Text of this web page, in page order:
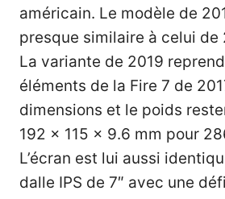
américain. Le modèle de
presque similaire à celui de
La variante de 2019
éléments de la Fire 7 de
dimensions et le poids
192 x 115 x 9.6 mm pour
L’écran est lui aussi
dalle IPS de 7″ avec une